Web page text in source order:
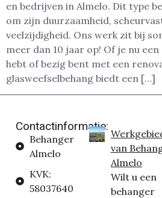
en bedrijven in Almelo. Dit type
om zijn duurzaamheid,
veelzijdigheid. Ons werk zit bij
meer dan 10 jaar op! Of je nu
hebt of bezig bent met een
glasweefselbehang biedt een […]
Contactinformatie:
Behanger
Almelo
KVK:
58037640
van
Almelo
Wilt u een
behanger